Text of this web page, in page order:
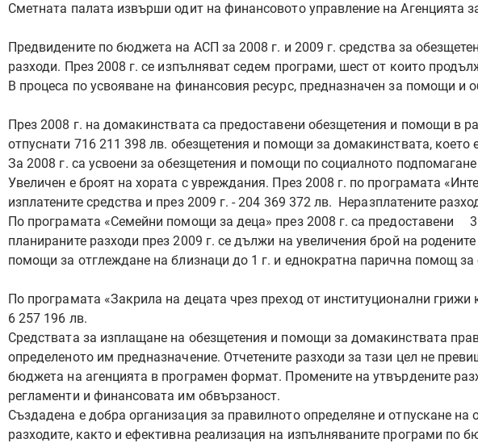
Сметната палата извърши одит на финансовото управление на Агенцията
Предвидените по бюджета на АСП за 2008 г. и 2009 г. средства за
разходи. През 2008 г. се изпълняват седем програми, шест от които
В процеса по усвояване на финансовия ресурс, предназначен за помощи и
През 2008 г. на домакинствата са предоставени обезщетения и помощи в
отпуснати 716 211 398 лв. обезщетения и помощи за домакинствата, което
За 2008 г. са усвоени за обезщетения и помощи по социалното
Увеличен е броят на хората с увреждания. През 2008 г. по програмата
изплатените средства и през 2009 г. - 204 369 372 лв. Неразплатените
По програмата «Семейни помощи за деца» през 2008 г. са предоставени
планираните разходи през 2009 г. се дължи на увеличения брой на
помощи за отглеждане на близнаци до 1 г. и еднократна парична помощ
По програмата «Закрила на децата чрез преход от институционални
6 257 196 лв.
Средствата за изплащане на обезщетения и помощи за домакинствата
определеното им предназначение. Отчетените разходи за тази цел не
бюджета на агенцията в програмен формат. Промените на утвърдените
регламенти и финансовата им обвързаност.
Създадена е добра организация за правилното определяне и отпускане
разходите, както и ефективна реализация на изпълняваните програми по